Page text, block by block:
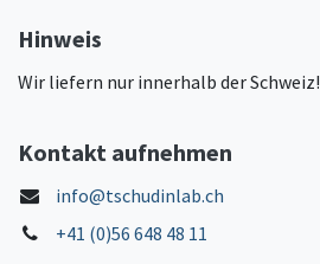
Hinweis
Wir liefern nur innerhalb der Schweiz!
Kontakt aufnehmen
info@tschudinlab.ch
+41 (0)56 648 48 11